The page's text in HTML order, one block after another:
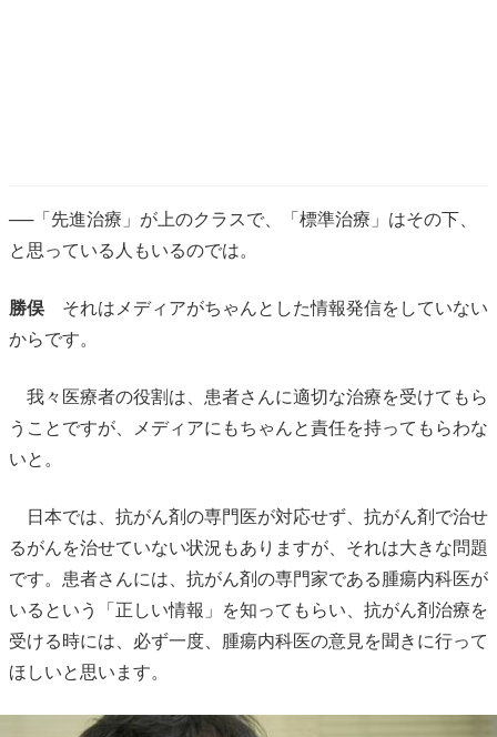
──「先進治療」が上のクラスで、「標準治療」はその下、
と思っている人もいるのでは。
勝俣それはメディアがちゃんとした情報発信をしていない
からです。
我々医療者の役割は、患者さんに適切な治療を受けてもら
うことですが、メディアにもちゃんと責任を持ってもらわな
いと。
日本では、抗がん剤の専門医が対応せず、抗がん剤で治せ
るがんを治せていない状況もありますが、それは大きな問題
です。患者さんには、抗がん剤の専門家である腫瘍内科医が
いるという「正しい情報」を知ってもらい、抗がん剤治療を
受ける時には、必ず一度、腫瘍内科医の意見を聞きに行って
ほしいと思います。